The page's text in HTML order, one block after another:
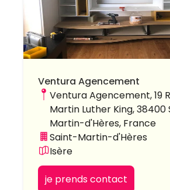
Ventura Agencement
Ventura Agencement, 19
Martin Luther King, 38400
Martin-d'Hères, France
Saint-Martin-d'Hères
Isère
je prends contact